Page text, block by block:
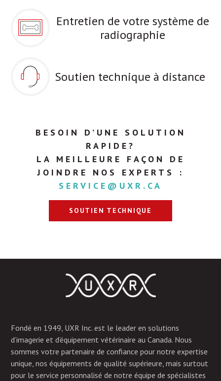
Entretien de votre système de
radiographie
Soutien technique à distance
BESOIN D’UNE SOLUTION
RAPIDE?
LA MEILLEURE FAÇON DE
JOINDRE NOS EXPERTS :
SERVICE@UXR.CA
SOUTIEN TECHNIQUE
Fondé en 1949, UXR Inc. est le leader en solutions
d’imagerie et d’équipement vétérinaire au Canada. Nous
sommes votre partenaire de confiance pour notre expertise
unique, nos équipements de qualité supérieure, mais surtout
pour le service personnalisé de notre équipe de spécialistes